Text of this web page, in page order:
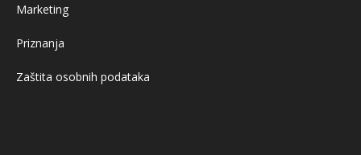
Marketing
Priznanja
Zaštita osobnih podataka